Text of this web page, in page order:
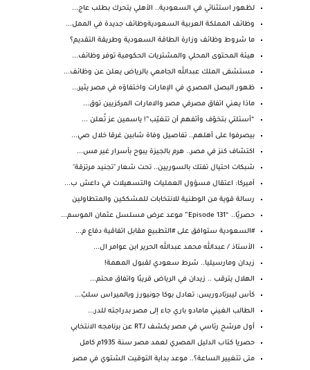
لظهور استثنائي في السعودية.. الأهلي يتحرك بطلب عاج...
وظائف المملكة العربية السعوديةوظائف جديدة في الممل...
ما شروط وظائف وزارة الطاقة السعودية وطريقة التقديم؟
هيئة المحتوى المحلي والمشتريات الحكومية توفر وظائف...
مستشفى الملك عبدالله الجامعي بالرياض يعلن عن وظائف...
ظهور البصل المصري في الإمارات واختفاؤه في مصر يثير...
‏ماذا يعني اتفاق مصرفي مصر والامارات المركزيين توق...
“أسئلتي بتخوّف وأتفهم أن تتغيّب”! ياسمين عز تُعلن ...
بيصرفوا على أهلهم.. تفاصيل وفاة شابين غرقا خلال صي...
اكتشاف كنز في مصر.. هرم بالجيزة يبوح بأسرار غير مس...
شبكات احتيال تفتك بالسوريين.. تحت شعار "تجنيد مرتزقة"
أميركا: اعتقال مسؤول العمليات والتسهيلات في داعش ب...
رسالة قوية من الوطنية للانتخابات للمشككين والمتطاولين
حصريًا.. “Episode 131” موعد عرض مسلسل عثمان الموسم...
#السعودية ستوافق على #التطبيع مقابل اتفاقية دفاع م...
الأستاذ / عبدالله محمد عبدالله الحرير ابن عوامر ال...
زيدان ومارسيليا.. شرط سعودي لقبول المهمة!
الهلال يترقب .. زيدان في الرياض قريبًا واتفاق محتم...
كأس ليبرتادوريس: تعادل بوكا جونيورز وبالميراس سلبً...
الطالب الغيني مامادو باري جاء إلى مصر بدراجته للدر...
أول مرشح رئاسي في مصر يكشف لـRT عن برنامجه الانتخابي
حصريا كتاب الدليل المصري لعمد مصر سنة 1935م كامل
متى تتغيير الساعة؟.. موعد بداية التوقيت الشتوي في مصر